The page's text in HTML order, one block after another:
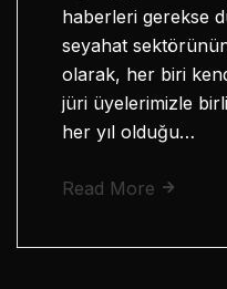
haberleri gerekse
seyahat
olarak, her biri
jüri üyelerimizle
her yıl olduğu…
Read More